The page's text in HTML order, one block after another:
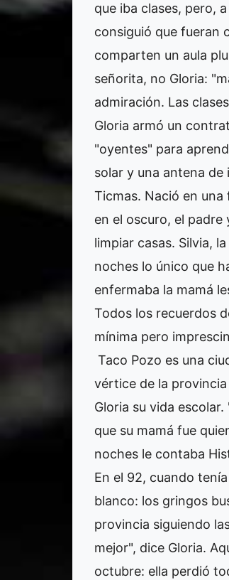
que iba clases, pero,
consiguió que fueran
comparten un aula
señorita, no Gloria:
admiración. Las
Gloria armó un
"oyentes" para
solar y una antena
Ticmas. Nació en una
en el oscuro, el padre
limpiar casas. Silvia,
noches lo único que
enfermaba la mamá
Todos los recuerdos
mínima pero
Taco Pozo es una
vértice de la
Gloria su vida
que su mamá fue
noches le contaba
En el 92, cuando
blanco: los gringos
provincia siguiendo
mejor", dice Gloria.
octubre: ella perdió